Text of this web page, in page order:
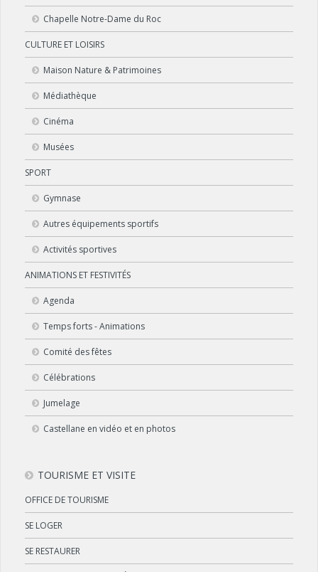
Chapelle Notre-Dame du Roc
CULTURE ET LOISIRS
Maison Nature & Patrimoines
Médiathèque
Cinéma
Musées
SPORT
Gymnase
Autres équipements sportifs
Activités sportives
ANIMATIONS ET FESTIVITÉS
Agenda
Temps forts - Animations
Comité des fêtes
Célébrations
Jumelage
Castellane en vidéo et en photos
TOURISME ET VISITE
OFFICE DE TOURISME
SE LOGER
SE RESTAURER